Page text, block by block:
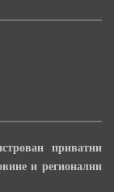
приватни
и регионални